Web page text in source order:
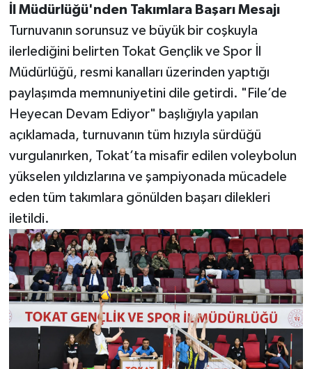
İl Müdürlüğü'nden Takımlara Başarı Mesajı
Turnuvanın sorunsuz ve büyük bir coşkuyla
ilerlediğini belirten Tokat Gençlik ve Spor İl
Müdürlüğü, resmi kanalları üzerinden yaptığı
paylaşımda memnuniyetini dile getirdi. "File’de
Heyecan Devam Ediyor" başlığıyla yapılan
açıklamada, turnuvanın tüm hızıyla sürdüğü
vurgulanırken, Tokat’ta misafir edilen voleybolun
yükselen yıldızlarına ve şampiyonada mücadele
eden tüm takımlara gönülden başarı dilekleri
iletildi.